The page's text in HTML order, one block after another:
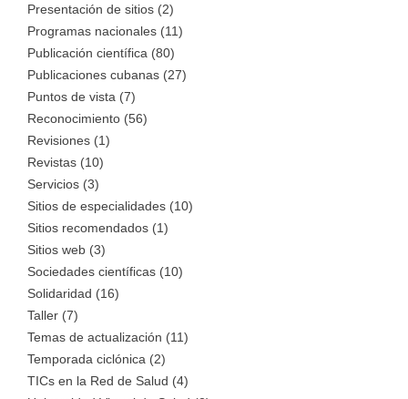
Presentación de sitios (2)
Programas nacionales (11)
Publicación científica (80)
Publicaciones cubanas (27)
Puntos de vista (7)
Reconocimiento (56)
Revisiones (1)
Revistas (10)
Servicios (3)
Sitios de especialidades (10)
Sitios recomendados (1)
Sitios web (3)
Sociedades científicas (10)
Solidaridad (16)
Taller (7)
Temas de actualización (11)
Temporada ciclónica (2)
TICs en la Red de Salud (4)